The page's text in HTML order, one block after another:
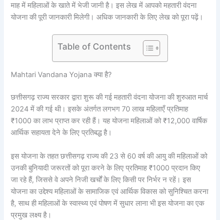
माह में महिलाओं के खाते में भेजी जानी है। इस लेख में आपको महतारी वंदना
योजना की पूरी जानकारी मिलेगी। अधिक जानकारी के लिए लेख को पूरा पढ़ें।
Table of Contents
Mahtari Vandana Yojana क्या है?
छत्तीसगढ़ राज्य सरकार द्वारा शुरू की गई महतारी वंदना योजना की शुरुआत मार्च
2024 में की गई थी। इसके अंतर्गत लगभग 70 लाख महिलाएँ प्रतिमाह
₹1000 का लाभ प्राप्त कर रही हैं। यह योजना महिलाओं को ₹12,000 वार्षिक
आर्थिक सहायता देने के लिए प्रतिबद्ध है।
इस योजना के तहत छत्तीसगढ़ राज्य की 23 से 60 वर्ष की आयु की महिलाओं को
उनकी बुनियादी जरूरतों को पूरा करने के लिए प्रतिमाह ₹1000 प्रदान किए
जा रहे हैं, जिससे वे अपने निजी खर्चों के लिए किसी पर निर्भर न रहें। इस
योजना का उद्देश्य महिलाओं के सामाजिक एवं आर्थिक विकास को सुनिश्चित करना
है, साथ ही महिलाओं के स्वास्थ्य एवं पोषण में सुधार लाना भी इस योजना का एक
प्रमुख लक्ष्य है।